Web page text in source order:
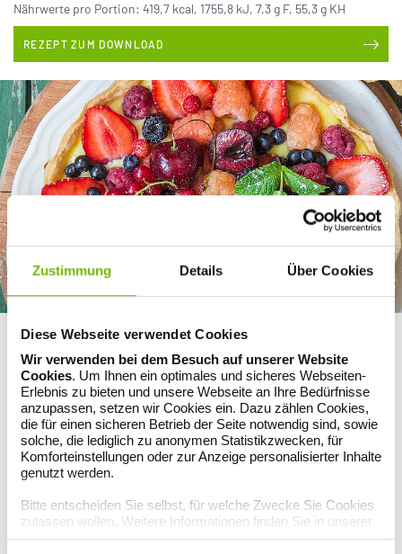
Zustimmung Details Über Cookies
Diese Webseite verwendet Cookies
Wir verwenden bei dem Besuch auf unserer Website
Cookies. Um Ihnen ein optimales und sicheres Webseiten-
Erlebnis zu bieten und unsere Webseite an Ihre Bedürfnisse
anzupassen, setzen wir Cookies ein. Dazu zählen Cookies,
die für einen sicheren Betrieb der Seite notwendig sind, sowie
solche, die lediglich zu anonymen Statistikzwecken, für
Komforteinstellungen oder zur Anzeige personalisierter Inhalte
genutzt werden.
Bitte entscheiden Sie selbst, für welche Zwecke Sie Cookies
zulassen wollen. Weitere Informationen finden Sie in unserer
Datenschutzerklärung.
Nährwerte pro Portion: 419,7 kcal, 1755,8 kJ, 7,3 g F, 55,3 g KH
REZEPT ZUM DOWNLOAD
REZEPT
Beerentarte mit
Vanillepuddingfüllung
(vegetarisch)
Beerentarte mit
Vanillepuddingfüllung (vegetarisch)
Zutaten für 10 Stück: